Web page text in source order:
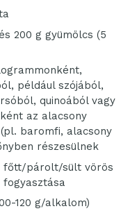
200 g gyümölcs (5
például szójából,
quinoából vagy
az alacsony
baromfi, alacsony
részesülnek
főtt/párolt/sült vörös
120 g/alkalom)